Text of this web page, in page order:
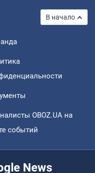
В начало
OBOZ.UA на
событий
News